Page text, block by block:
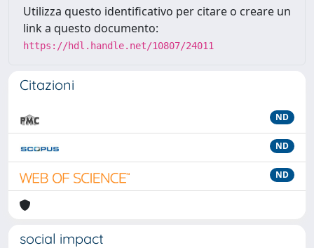
Utilizza questo identificativo per citare o creare un
link a questo documento:
https://hdl.handle.net/10807/24011
Citazioni
ND
ND
ND
social impact